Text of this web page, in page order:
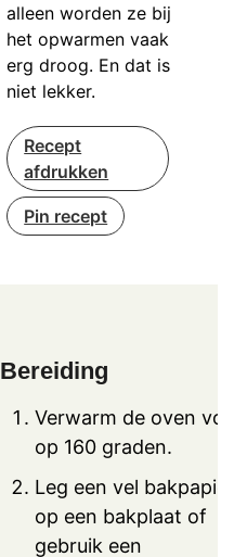
alleen worden ze bij
het opwarmen vaak
erg droog. En dat is
niet lekker.
Recept
afdrukken
Pin recept
Bereiding
Verwarm de oven
op 160 graden.
Leg een vel bakpapier
op een bakplaat of
gebruik een